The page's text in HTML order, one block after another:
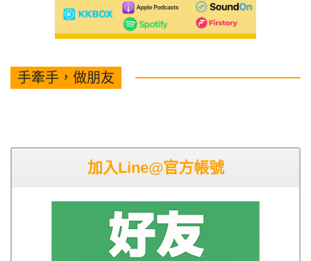
手牽手，做朋友
加入Line@官方帳號